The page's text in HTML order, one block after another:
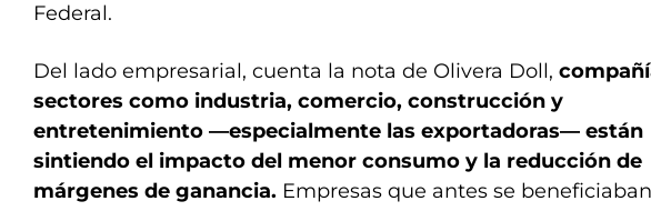
Federal.
Del lado empresarial, cuenta la nota de Olivera Doll,
sectores como industria, comercio, construcción y
entretenimiento —especialmente las exportadoras— están
sintiendo el impacto del menor consumo y la reducción de
márgenes de ganancia. Empresas que antes se